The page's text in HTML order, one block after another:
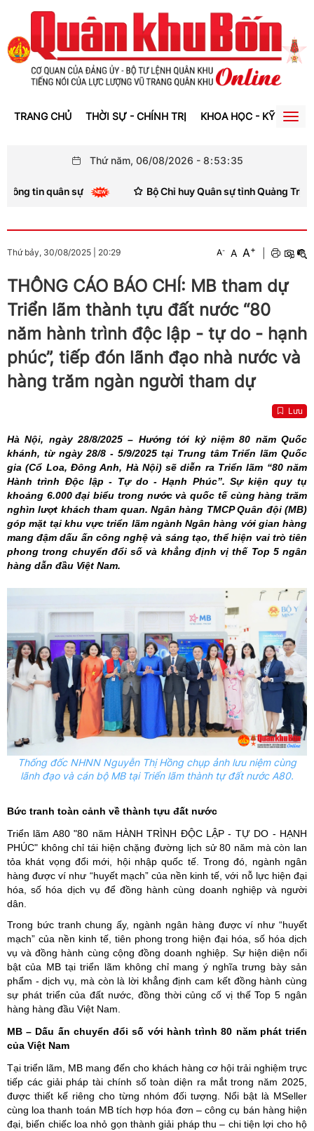
TRANG CHỦ THỜI SỰ - CHÍNH TRỊ KHOA HỌC - KỸ THUẬT
Thứ năm, 06/08/2026 - 8:53:35
quân sự Bộ Chỉ huy Quân sự tỉnh Quảng Trị khánh
Thứ bảy, 30/08/2025 20:29 A- A A+
THÔNG CÁO BÁO CHÍ: MB tham dự
Triển lãm thành tựu đất nước “80
năm hành trình độc lập - tự do - hạnh
phúc”, tiếp đón lãnh đạo nhà nước và
hàng trăm ngàn người tham dự
Lưu
Hà Nội, ngày 28/8/2025 – Hướng tới kỷ niệm 80 năm Quốc
khánh, từ ngày 28/8 - 5/9/2025 tại Trung tâm Triển lãm Quốc
gia (Cổ Loa, Đông Anh, Hà Nội) sẽ diễn ra Triển lãm “80 năm
Hành trình Độc lập - Tự do - Hạnh Phúc”. Sự kiện quy tụ
khoảng 6.000 đại biểu trong nước và quốc tế cùng hàng trăm
nghìn lượt khách tham quan. Ngân hàng TMCP Quân đội (MB)
góp mặt tại khu vực triển lãm ngành Ngân hàng với gian hàng
mang đậm dấu ấn công nghệ và sáng tạo, thể hiện vai trò tiên
phong trong chuyển đổi số và khẳng định vị thế Top 5 ngân
hàng dẫn đầu Việt Nam.
Thống đốc NHNN Nguyễn Thị Hồng chụp ảnh lưu niệm cùng
lãnh đạo và cán bộ MB tại Triển lãm thành tự đất nước A80.
Bức tranh toàn cảnh về thành tựu đất nước
Triển lãm A80 "80 năm HÀNH TRÌNH ĐỘC LẬP - TỰ DO - HẠNH
PHÚC" không chỉ tái hiện chặng đường lịch sử 80 năm mà còn lan
tỏa khát vọng đổi mới, hội nhập quốc tế. Trong đó, ngành ngân
hàng được ví như “huyết mạch” của nền kinh tế, với nỗ lực hiện đại
hóa, số hóa dịch vụ để đồng hành cùng doanh nghiệp và người
dân.
Trong bức tranh chung ấy, ngành ngân hàng được ví như “huyết
mạch” của nền kinh tế, tiên phong trong hiện đại hóa, số hóa dịch
vụ và đồng hành cùng cộng đồng doanh nghiệp. Sự hiện diện nổi
bật của MB tại triển lãm không chỉ mang ý nghĩa trưng bày sản
phẩm - dịch vụ, mà còn là lời khẳng định cam kết đồng hành cùng
sự phát triển của đất nước, đồng thời củng cố vị thế Top 5 ngân
hàng hàng đầu Việt Nam.
MB – Dấu ấn chuyển đổi số với hành trình 80 năm phát triển
của Việt Nam
Tại triển lãm, MB mang đến cho khách hàng cơ hội trải nghiệm trực
tiếp các giải pháp tài chính số toàn diện ra mắt trong năm 2025,
được thiết kế riêng cho từng nhóm đối tượng. Nổi bật là MSeller
cùng loa thanh toán MB tích hợp hóa đơn – công cụ bán hàng hiện
đại, biến chiếc loa nhỏ gọn thành giải pháp thu – chi tiện lợi cho hộ